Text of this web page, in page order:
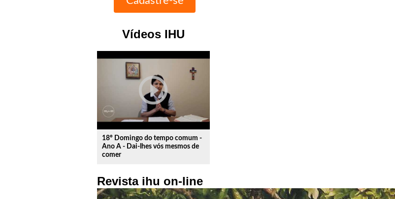
Vídeos IHU
play_circle_outline
18º Domingo do tempo comum -
Ano A - Dai-lhes vós mesmos de
comer
Revista ihu on-line